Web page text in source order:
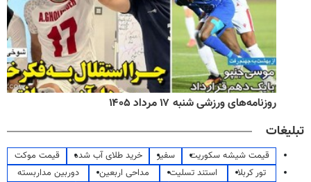
روزنامه‌های ورزشی شنبه ۱۷ مرداد ۱۴۰۵
تبلیغات
قیمت شیشه سکوریت سفیر خرید طلای آب شده
قیمت موکت
تور کربلا
استند تسلیت مداحی اربعین
دوربین مداربسته